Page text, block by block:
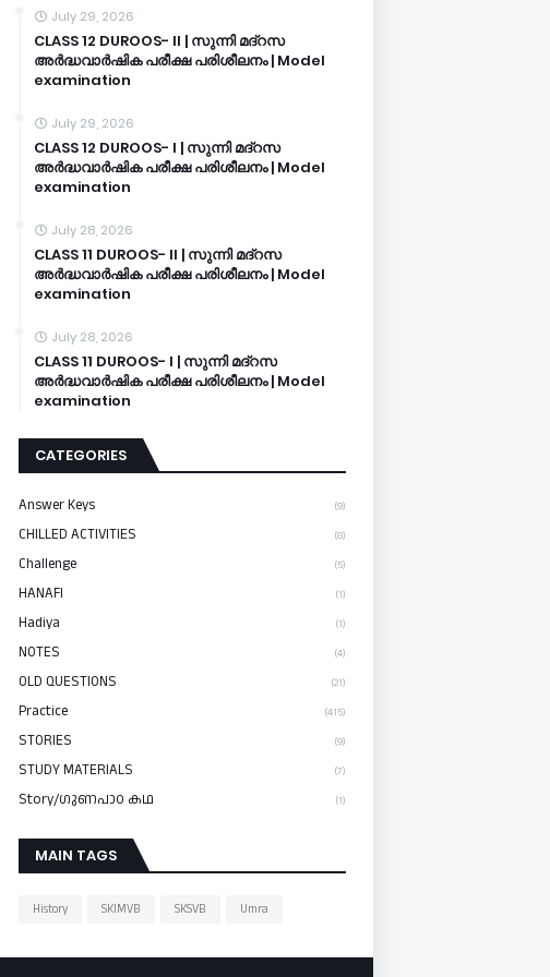
July 29, 2026
CLASS 12 DUROOS- II | സുന്നി മദ്റസ
അർദ്ധവാർഷിക പരീക്ഷ പരിശീലനം | Model
examination
July 29, 2026
CLASS 12 DUROOS- I | സുന്നി മദ്റസ
അർദ്ധവാർഷിക പരീക്ഷ പരിശീലനം | Model
examination
July 28, 2026
CLASS 11 DUROOS- II | സുന്നി മദ്റസ
അർദ്ധവാർഷിക പരീക്ഷ പരിശീലനം | Model
examination
July 28, 2026
CLASS 11 DUROOS- I | സുന്നി മദ്റസ
അർദ്ധവാർഷിക പരീക്ഷ പരിശീലനം | Model
examination
CATEGORIES
Answer Keys (9)
CHILLED ACTIVITIES (8)
Challenge (5)
HANAFI (1)
Hadiya (1)
NOTES (4)
OLD QUESTIONS (21)
Practice (415)
STORIES (9)
STUDY MATERIALS (7)
Story/ഗുണപാഠ കഥ (1)
MAIN TAGS
History SKIMVB SKSVB Umra